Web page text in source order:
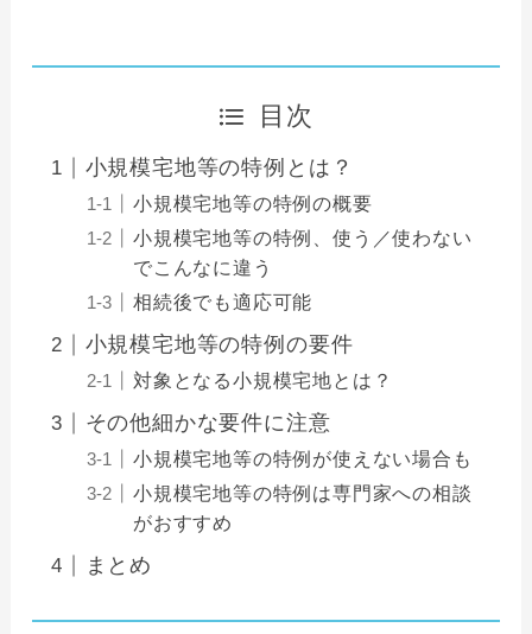
目次
小規模宅地等の特例とは？
小規模宅地等の特例の概要
小規模宅地等の特例、使う／使わない
でこんなに違う
相続後でも適応可能
小規模宅地等の特例の要件
対象となる小規模宅地とは？
その他細かな要件に注意
小規模宅地等の特例が使えない場合も
小規模宅地等の特例は専門家への相談
がおすすめ
まとめ